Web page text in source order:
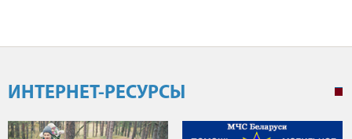
ИНТЕРНЕТ-РЕСУРСЫ